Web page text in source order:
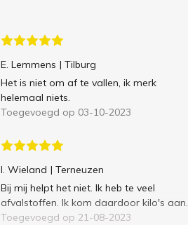
E. Lemmens | Tilburg
Het is niet om af te vallen, ik merk
helemaal niets.
Toegevoegd op 03-10-2023
I. Wieland | Terneuzen
Bij mij helpt het niet. Ik heb te veel
afvalstoffen. Ik kom daardoor kilo's aan.
Toegevoegd op 21-08-2023